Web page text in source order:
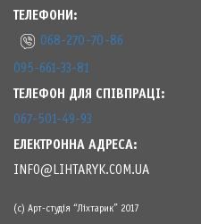
ТЕЛЕФОНИ:
068-270-70-86
095-661-33-81
ТЕЛЕФОН ДЛЯ СПІВПРАЦІ:
067-501-49-93
ЕЛЕКТРОННА АДРЕСА:
INFO@LIHTARYK.COM.UA
(с) Арт-студія “Ліхтарик” 2017